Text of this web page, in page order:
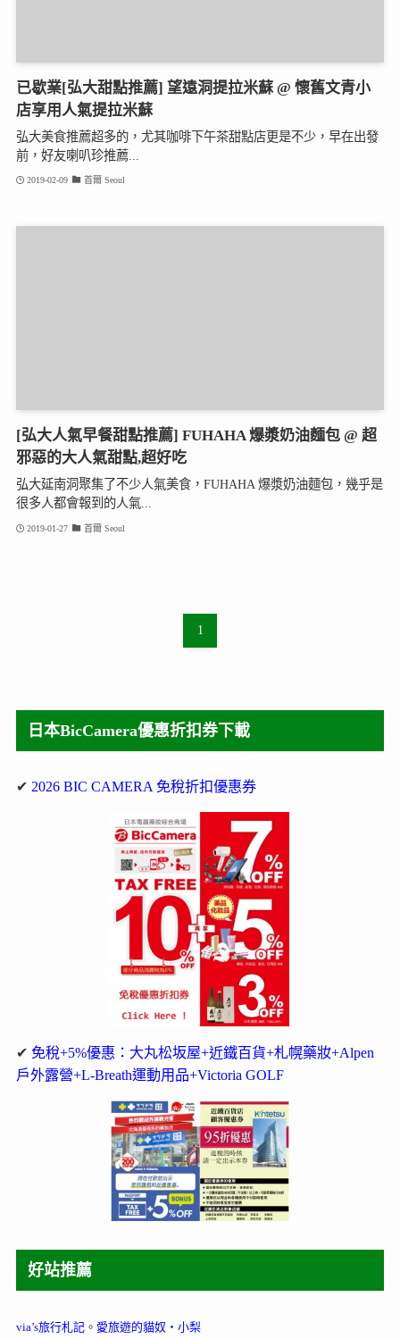
已歇業[弘大甜點推薦] 望遠洞提拉米蘇 @ 懷舊文青小
店享用人氣提拉米蘇
弘大美食推薦超多的，尤其咖啡下午茶甜點店更是不少，早在出發
前，好友喇叭珍推薦...
2019-02-09 首爾 Seoul
[弘大人氣早餐甜點推薦] FUHAHA 爆漿奶油麵包 @ 超
邪惡的大人氣甜點,超好吃
弘大延南洞聚集了不少人氣美食，FUHAHA 爆漿奶油麵包，幾乎是
很多人都會報到的人氣...
2019-01-27 首爾 Seoul
1
日本BicCamera優惠折扣券下載
✔ 2026 BIC CAMERA 免稅折扣優惠券
✔ 免稅+5%優惠：大丸松坂屋+近鐵百貨+札幌藥妝+Alpen
戶外露營+L-Breath運動用品+Victoria GOLF
好站推薦
via’s旅行札記。 愛旅遊的貓奴‧小梨